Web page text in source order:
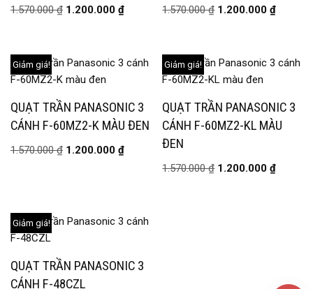
1.570.000₫ 1.200.000 ₫ 1.570.000₫ 1.200.000₫
Giảm giá!
QUẠT TRẦN PANASONIC 3
CÁNH F-60MZ2-K MÀU ĐEN
1.570.000₫ 1.200.000 ₫
Giảm giá!
QUẠT TRẦN PANASONIC 3
CÁNH F-60MZ2-KL MÀU
ĐEN
1.570.000₫ 1.200.000₫
Giảm giá!
QUẠT TRẦN PANASONIC 3
CÁNH F-48CZL